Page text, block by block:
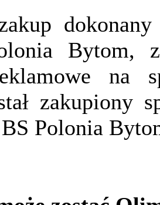
Bytom,
na
zakupiony
Polonia